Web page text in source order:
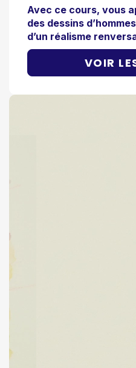
Avec ce cours, vous
des dessins
d’un réalisme
VOIR